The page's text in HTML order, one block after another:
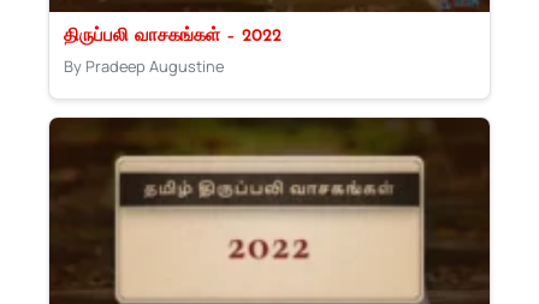
திருப்பலி வாசகங்கள் – 2022
By Pradeep Augustine